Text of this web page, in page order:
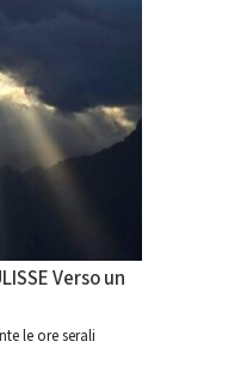
Verso un
le ore serali